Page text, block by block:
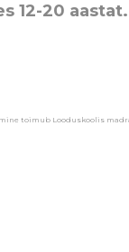
12-20 aastat.
toimub Looduskoolis